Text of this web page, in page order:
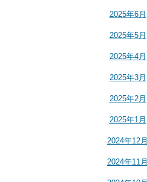
2025年6月
2025年5月
2025年4月
2025年3月
2025年2月
2025年1月
2024年12月
2024年11月